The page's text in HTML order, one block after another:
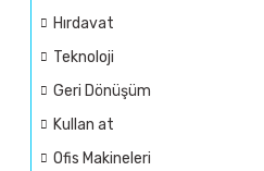
Hırdavat
Teknoloji
Geri Dönüşüm
Kullan at
Ofis Makineleri